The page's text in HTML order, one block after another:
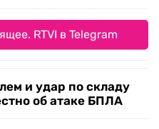
RTVI в Telegram
и удар по складу
об атаке БПЛА